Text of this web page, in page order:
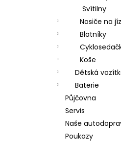
Svítilny
Nosiče na
Blatníky
Koše
Dětská
Baterie
Půjčovna
Servis
Naše
Poukazy